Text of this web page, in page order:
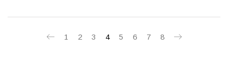
1 2 3 4 5 6 7 8